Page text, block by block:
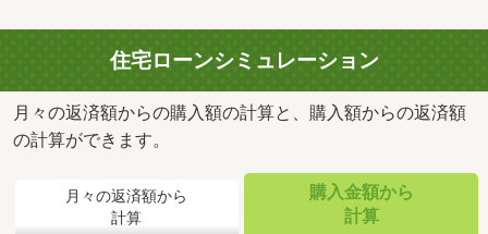
住宅ローンシミュレーション
月々の返済額からの購入額の計算と、購入額からの返済額
の計算ができます。
月々の返済額から
計算
購入金額から
計算